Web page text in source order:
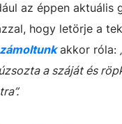
az éppen aktuális
hogy letörje a
akkor róla:
a száját és